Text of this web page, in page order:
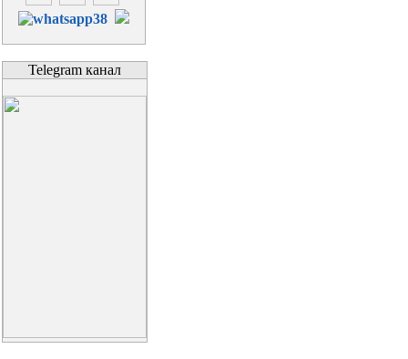
Telegram канал